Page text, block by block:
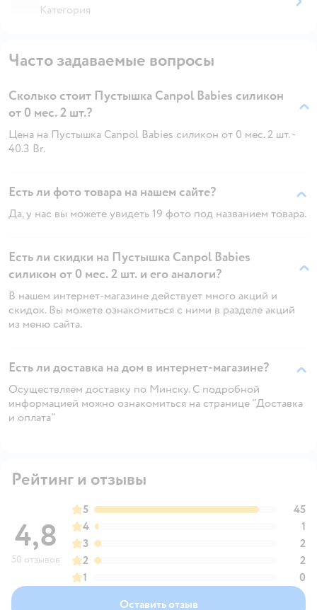
Категория
Часто задаваемые вопросы
Сколько стоит Пустышка Canpol Babies силикон
от 0 мес. 2 шт.?
Цена на Пустышка Canpol Babies силикон от 0 мес. 2 шт. -
40.3 Br.
Есть ли фото товара на нашем сайте?
Да, у нас вы можете увидеть 19 фото под названием товара.
Есть ли скидки на Пустышка Canpol Babies
силикон от 0 мес. 2 шт. и его аналоги?
В нашем интернет-магазине действует много акций и
скидок. Вы можете ознакомиться с ними в разделе акций
из меню сайта.
Есть ли доставка на дом в интернет-магазине?
Осуществляем доставку по Минску. С подробной
информацией можно ознакомиться на странице "Доставка
и оплата"
Рейтинг и отзывы
4,8
50 отзывов
5
45
4
1
3
2
2
2
1
0
Оставить отзыв